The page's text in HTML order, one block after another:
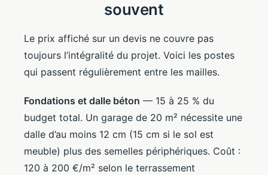
souvent
Le prix affiché sur un devis ne couvre pas
toujours l’intégralité du projet. Voici les postes
qui passent régulièrement entre les mailles.
Fondations et dalle béton — 15 à 25 % du
budget total. Un garage de 20 m² nécessite une
dalle d’au moins 12 cm (15 cm si le sol est
meuble) plus des semelles périphériques. Coût :
120 à 200 €/m² selon le terrassement